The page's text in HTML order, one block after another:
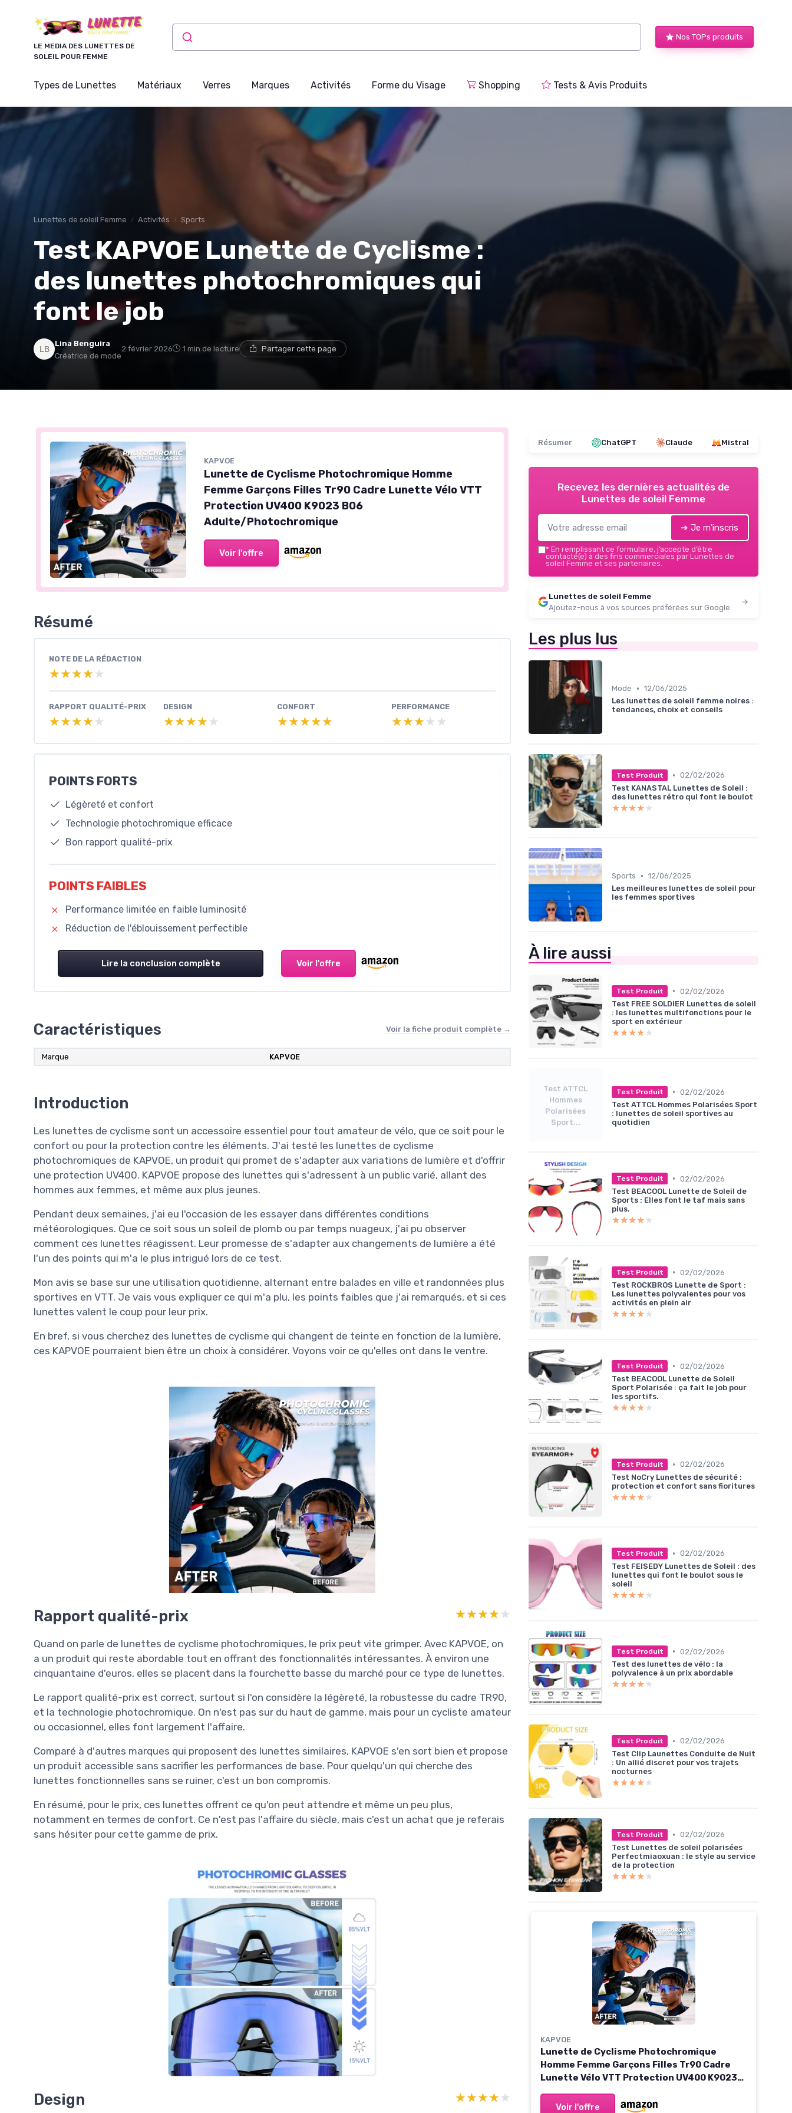
LE MEDIA DES LUNETTES DE
SOLEIL POUR FEMME
Nos TOPs produits
Types de Lunettes Matériaux Verres Marques Activités Forme du Visage Shopping Tests & Avis Produits
Lunettes de soleil Femme Activités Sports
Test KAPVOE Lunette de Cyclisme :
des lunettes photochromiques qui
font le job
Lina Benguira
Créatrice de mode
2 février 2026 1 min de lecture Partager cette page
KAPVOE
Lunette de Cyclisme Photochromique Homme
Femme Garçons Filles Tr90 Cadre Lunette Vélo VTT
Protection UV400 K9023 B06
Adulte/Photochromique
Voir l'offre
Résumé
NOTE DE LA RÉDACTION
★★★★★
★★★★★
RAPPORT QUALITÉ-PRIX
★★★★★
★★★★★
DESIGN
★★★★★
★★★★★
CONFORT
★★★★★
★★★★★
PERFORMANCE
★★★★★
★★★★★
POINTS FORTS
Légèreté et confort
Technologie photochromique efficace
Bon rapport qualité-prix
POINTS FAIBLES
Performance limitée en faible luminosité
Réduction de l'éblouissement perfectible
Lire la conclusion complète Voir l'offre
Caractéristiques Voir la fiche produit complète →
Marque ‎KAPVOE
Introduction
Les lunettes de cyclisme sont un accessoire essentiel pour tout amateur de vélo, que ce soit pour le
confort ou pour la protection contre les éléments. J'ai testé les lunettes de cyclisme
photochromiques de KAPVOE, un produit qui promet de s'adapter aux variations de lumière et d'offrir
une protection UV400. KAPVOE propose des lunettes qui s'adressent à un public varié, allant des
hommes aux femmes, et même aux plus jeunes.
Pendant deux semaines, j'ai eu l'occasion de les essayer dans différentes conditions
météorologiques. Que ce soit sous un soleil de plomb ou par temps nuageux, j'ai pu observer
comment ces lunettes réagissent. Leur promesse de s'adapter aux changements de lumière a été
l'un des points qui m'a le plus intrigué lors de ce test.
Mon avis se base sur une utilisation quotidienne, alternant entre balades en ville et randonnées plus
sportives en VTT. Je vais vous expliquer ce qui m'a plu, les points faibles que j'ai remarqués, et si ces
lunettes valent le coup pour leur prix.
En bref, si vous cherchez des lunettes de cyclisme qui changent de teinte en fonction de la lumière,
ces KAPVOE pourraient bien être un choix à considérer. Voyons voir ce qu'elles ont dans le ventre.
Rapport qualité-prix ★★★★★
★★★★★
Quand on parle de lunettes de cyclisme photochromiques, le prix peut vite grimper. Avec KAPVOE, on
a un produit qui reste abordable tout en offrant des fonctionnalités intéressantes. À environ une
cinquantaine d'euros, elles se placent dans la fourchette basse du marché pour ce type de lunettes.
Le rapport qualité-prix est correct, surtout si l'on considère la légèreté, la robustesse du cadre TR90,
et la technologie photochromique. On n'est pas sur du haut de gamme, mais pour un cycliste amateur
ou occasionnel, elles font largement l'affaire.
Comparé à d'autres marques qui proposent des lunettes similaires, KAPVOE s'en sort bien et propose
un produit accessible sans sacrifier les performances de base. Pour quelqu'un qui cherche des
lunettes fonctionnelles sans se ruiner, c'est un bon compromis.
En résumé, pour le prix, ces lunettes offrent ce qu'on peut attendre et même un peu plus,
notamment en termes de confort. Ce n'est pas l'affaire du siècle, mais c'est un achat que je referais
sans hésiter pour cette gamme de prix.
Design ★★★★★
★★★★★
Résumer ChatGPT Claude Mistral
Recevez les dernières actualités de
Lunettes de soleil Femme
➔ Je m'inscris
* En remplissant ce formulaire, j’accepte d’être
contacté(e) à des fins commerciales par Lunettes de
soleil Femme et ses partenaires.
Lunettes de soleil Femme
Ajoutez-nous à vos sources préférées sur Google
Les plus lus
Mode • 12/06/2025
Les lunettes de soleil femme noires :
tendances, choix et conseils
Test Produit • 02/02/2026
Test KANASTAL Lunettes de Soleil :
des lunettes rétro qui font le boulot
★★★★★
★★★★★
Sports • 12/06/2025
Les meilleures lunettes de soleil pour
les femmes sportives
À lire aussi
Test Produit • 02/02/2026
Test FREE SOLDIER Lunettes de soleil
: les lunettes multifonctions pour le
sport en extérieur
★★★★★
★★★★★
Test ATTCL
Hommes
Polarisées
Sport...
Test Produit • 02/02/2026
Test ATTCL Hommes Polarisées Sport
: lunettes de soleil sportives au
quotidien
Test Produit • 02/02/2026
Test BEACOOL Lunette de Soleil de
Sports : Elles font le taf mais sans
plus.
★★★★★
★★★★★
Test Produit • 02/02/2026
Test ROCKBROS Lunette de Sport :
Les lunettes polyvalentes pour vos
activités en plein air
★★★★★
★★★★★
Test Produit • 02/02/2026
Test BEACOOL Lunette de Soleil
Sport Polarisée : ça fait le job pour
les sportifs.
★★★★★
★★★★★
Test Produit • 02/02/2026
Test NoCry Lunettes de sécurité :
protection et confort sans fioritures
★★★★★
★★★★★
Test Produit • 02/02/2026
Test FEISEDY Lunettes de Soleil : des
lunettes qui font le boulot sous le
soleil
★★★★★
★★★★★
Test Produit • 02/02/2026
Test des lunettes de vélo : la
polyvalence à un prix abordable
★★★★★
★★★★★
Test Produit • 02/02/2026
Test Clip Launettes Conduite de Nuit
: Un allié discret pour vos trajets
nocturnes
★★★★★
★★★★★
Test Produit • 02/02/2026
Test Lunettes de soleil polarisées
Perfectmiaoxuan : le style au service
de la protection
★★★★★
★★★★★
KAPVOE
Lunette de Cyclisme Photochromique
Homme Femme Garçons Filles Tr90 Cadre
Lunette Vélo VTT Protection UV400 K9023
Voir l'offre